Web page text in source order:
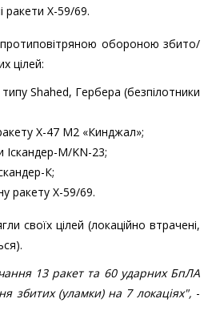
ракети Х-59/69.
обороною збито/
цілей:
Shahed, Гербера (безпілотники
Х-47 М2 «Кинджал»;
Іскандер-М/KN-23;
К;
ракету Х-59/69.
своїх цілей (локаційно втрачені,
13 ракет та 60 ударних БпЛА
збитих (уламки) на 7 локаціях", -